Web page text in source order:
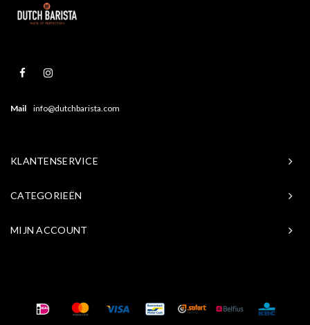
Mail info@dutchbarista.com
KLANTENSERVICE
CATEGORIEËN
MIJN ACCOUNT